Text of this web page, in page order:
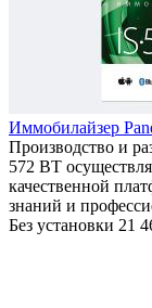
Иммобилайзер
Производство и
572 BT
качественной
знаний и
Без установки 21